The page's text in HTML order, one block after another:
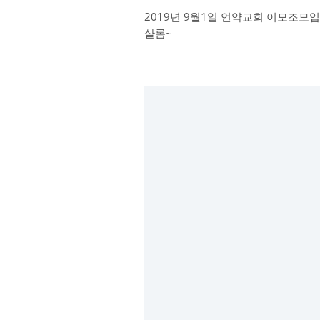
2019년 9월1일 언약교회 이모조모
샬롬~